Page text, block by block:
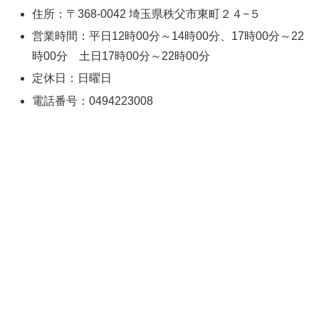
住所：〒368-0042 埼玉県秩父市東町２４−５
営業時間：平日12時00分～14時00分、17時00分～22
時00分 土日17時00分～22時00分
定休日：日曜日
電話番号：0494223008